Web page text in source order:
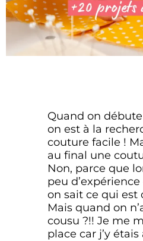
Quand on
on est à la
couture facile !
au final une
Non, parce que
peu
on sait ce qui est
Mais quand on
cousu ?!! Je me
place car j’y étais